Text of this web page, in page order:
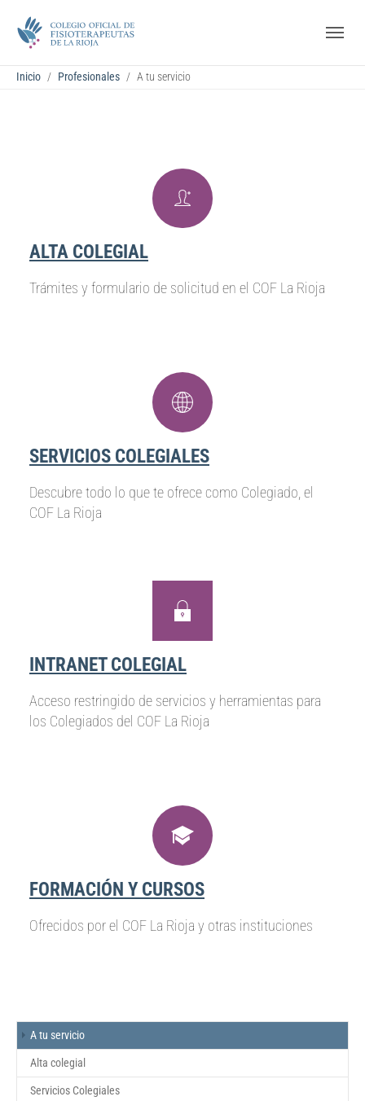
Estás aquí:
Inicio Profesionales A tu servicio
ALTA COLEGIAL
Trámites y formulario de solicitud en el COF La Rioja
SERVICIOS COLEGIALES
Descubre todo lo que te ofrece como Colegiado, el
COF La Rioja
INTRANET COLEGIAL
Acceso restringido de servicios y herramientas para
los Colegiados del COF La Rioja
FORMACIÓN Y CURSOS
Ofrecidos por el COF La Rioja y otras instituciones
A tu servicio(current)
Alta colegial
Servicios Colegiales